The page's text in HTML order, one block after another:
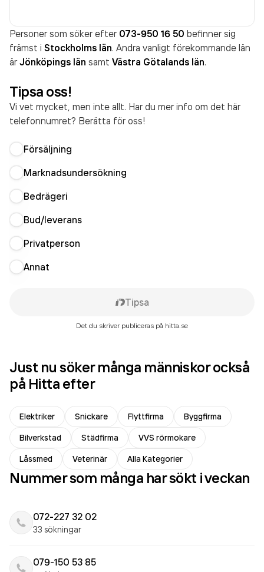
Personer som söker efter 073-950 16 50 befinner sig
främst i Stockholms län. Andra vanligt förekommande län
är Jönköpings län samt Västra Götalands län.
Tipsa oss!
Vi vet mycket, men inte allt. Har du mer info om det här
telefonnumret? Berätta för oss!
Försäljning
Marknadsundersökning
Bedrägeri
Bud/leverans
Privatperson
Annat
Tipsa
Det du skriver publiceras på hitta.se
Just nu söker många människor också
på Hitta efter
Elektriker Snickare Flyttfirma
Byggfirma
Bilverkstad
Städfirma
VVS rörmokare
Låssmed
Veterinär Alla Kategorier
Nummer som många har sökt i veckan
072-227 32 02
33 sökningar
079-150 53 85